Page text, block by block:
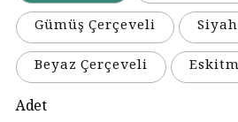
Gümüş Çerçeveli
Beyaz Çerçeveli
Adet